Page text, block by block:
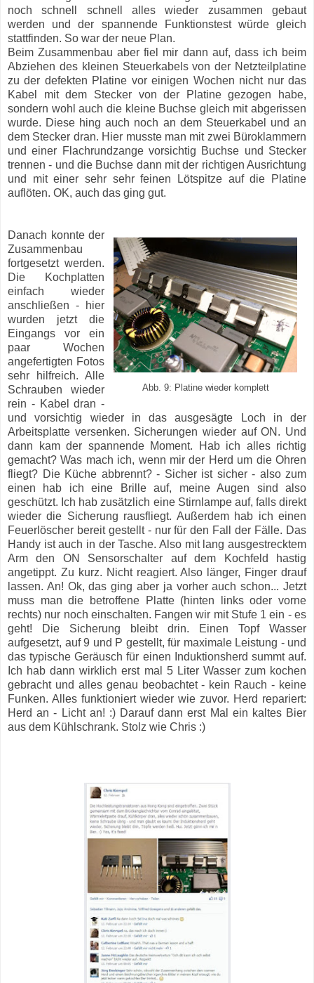
noch schnell schnell alles wieder zusammen gebaut
werden und der spannende Funktionstest würde gleich
stattfinden. So war der neue Plan.
Beim Zusammenbau aber fiel mir dann auf, dass ich beim
Abziehen des kleinen Steuerkabels von der Netzteilplatine
zu der defekten Platine vor einigen Wochen nicht nur das
Kabel mit dem Stecker von der Platine gezogen habe,
sondern wohl auch die kleine Buchse gleich mit abgerissen
wurde. Diese hing auch noch an dem Steuerkabel und an
dem Stecker dran. Hier musste man mit zwei Büroklammern
und einer Flachrundzange vorsichtig Buchse und Stecker
trennen - und die Buchse dann mit der richtigen Ausrichtung
und mit einer sehr sehr feinen Lötspitze auf die Platine
auflöten. OK, auch das ging gut.
Abb. 9: Platine wieder komplett
Danach konnte der
Zusammenbau
fortgesetzt werden.
Die Kochplatten
einfach wieder
anschließen - hier
wurden jetzt die
Eingangs vor ein
paar Wochen
angefertigten Fotos
sehr hilfreich. Alle
Schrauben wieder
rein - Kabel dran -
und vorsichtig wieder in das ausgesägte Loch in der
Arbeitsplatte versenken. Sicherungen wieder auf ON. Und
dann kam der spannende Moment. Hab ich alles richtig
gemacht? Was mach ich, wenn mir der Herd um die Ohren
fliegt? Die Küche abbrennt? - Sicher ist sicher - also zum
einen hab ich eine Brille auf, meine Augen sind also
geschützt. Ich hab zusätzlich eine Stirnlampe auf, falls direkt
wieder die Sicherung rausfliegt. Außerdem hab ich einen
Feuerlöscher bereit gestellt - nur für den Fall der Fälle. Das
Handy ist auch in der Tasche. Also mit lang ausgestrecktem
Arm den ON Sensorschalter auf dem Kochfeld hastig
angetippt. Zu kurz. Nicht reagiert. Also länger, Finger drauf
lassen. An! Ok, das ging aber ja vorher auch schon... Jetzt
muss man die betroffene Platte (hinten links oder vorne
rechts) nur noch einschalten. Fangen wir mit Stufe 1 ein - es
geht! Die Sicherung bleibt drin. Einen Topf Wasser
aufgesetzt, auf 9 und P gestellt, für maximale Leistung - und
das typische Geräusch für einen Induktionsherd summt auf.
Ich hab dann wirklich erst mal 5 Liter Wasser zum kochen
gebracht und alles genau beobachtet - kein Rauch - keine
Funken. Alles funktioniert wieder wie zuvor. Herd repariert:
Herd an - Licht an! :) Darauf dann erst Mal ein kaltes Bier
aus dem Kühlschrank. Stolz wie Chris :)